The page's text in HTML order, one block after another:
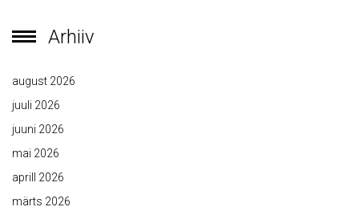
Arhiiv
august 2026
juuli 2026
juuni 2026
mai 2026
aprill 2026
märts 2026